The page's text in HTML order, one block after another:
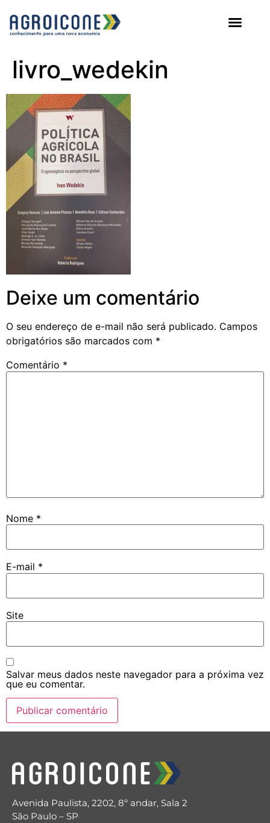
livro_wedekin
Deixe um comentário
O seu endereço de e-mail não será publicado. Campos
obrigatórios são marcados com *
Comentário *
Nome *
E-mail *
Site
Salvar meus dados neste navegador para a próxima vez
que eu comentar.
Avenida Paulista, 2202, 8º andar, Sala 2
São Paulo – SP